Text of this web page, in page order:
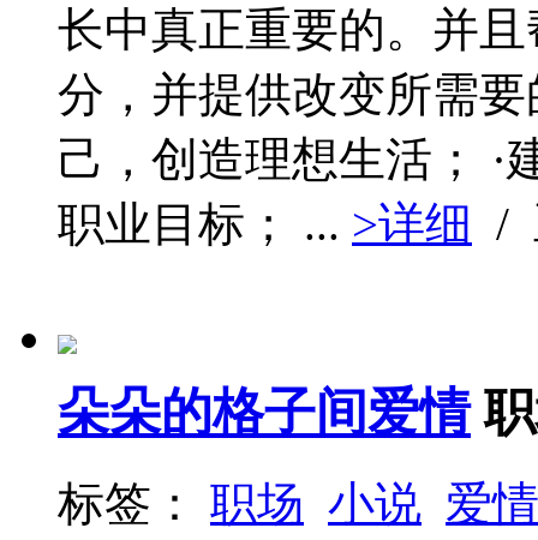
长中真正重要的。并
分，并提供改变所需
己，创造理想生活； ·
职业目标； ... >详细 /
朵朵的格子间爱情
标签： 职场 小说 爱情